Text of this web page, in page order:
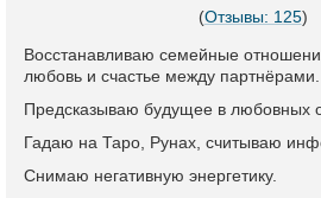
(Отзывы: 125)
Восстанавливаю семейные
любовь и счастье между партнёрами.
Предсказываю будущее в любовных
Гадаю на Таро, Рунах, считываю
Снимаю негативную энергетику.